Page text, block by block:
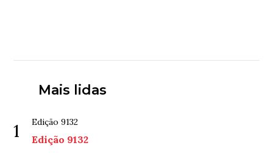
Mais lidas
1 Edição 9132
Edição 9132